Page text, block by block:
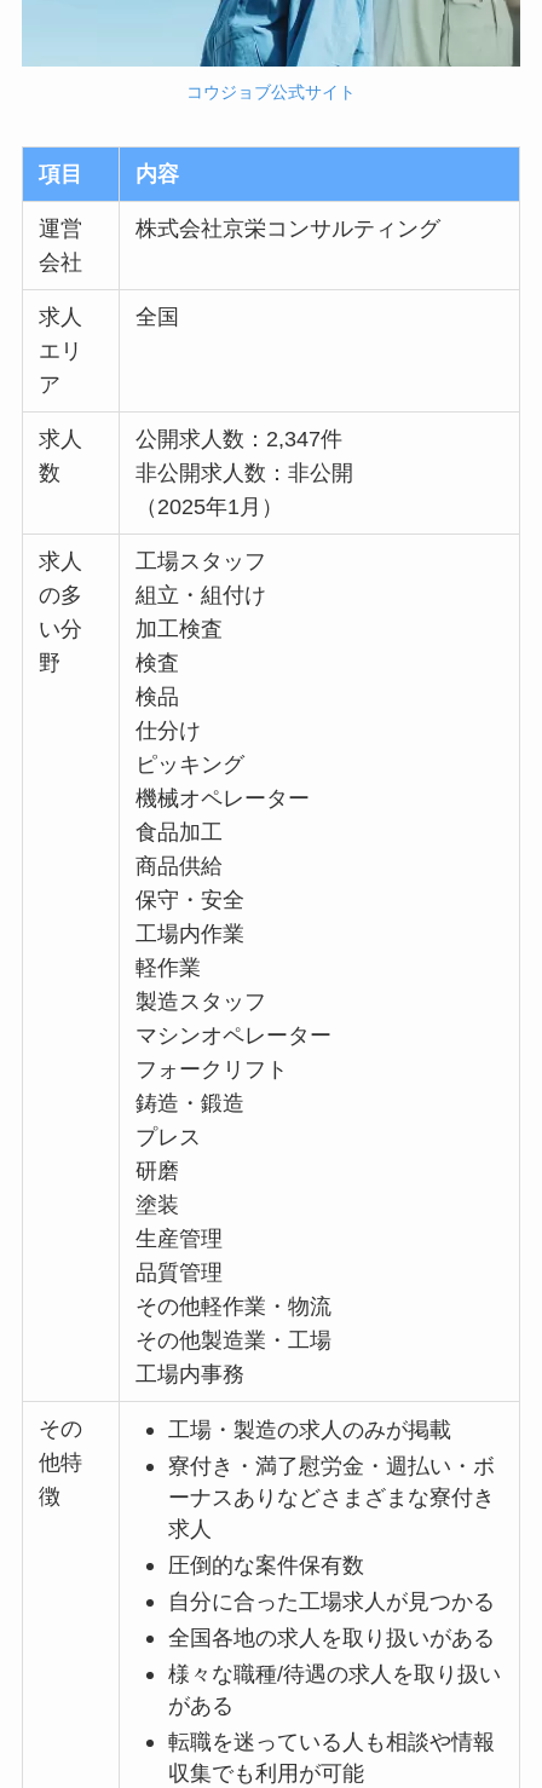
コウジョブ公式サイト
項目 内容
運営
会社
株式会社京栄コンサルティング
求人
エリ
ア
全国
求人
数
公開求人数：2,347件
非公開求人数：非公開
（2025年1月）
求人
の多
い分
野
工場スタッフ
組立・組付け
加工検査
検査
検品
仕分け
ピッキング
機械オペレーター
食品加工
商品供給
保守・安全
工場内作業
軽作業
製造スタッフ
マシンオペレーター
フォークリフト
鋳造・鍛造
プレス
研磨
塗装
生産管理
品質管理
その他軽作業・物流
その他製造業・工場
工場内事務
その
他特
徴
工場・製造の求人のみが掲載
寮付き・満了慰労金・週払い・ボ
ーナスありなどさまざまな寮付き
求人
圧倒的な案件保有数
自分に合った工場求人が見つかる
全国各地の求人を取り扱いがある
様々な職種/待遇の求人を取り扱い
がある
転職を迷っている人も相談や情報
収集でも利用が可能